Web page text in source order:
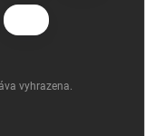
vyhrazena.